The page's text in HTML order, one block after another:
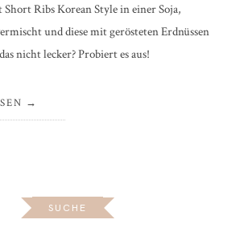
Ribs Korean Style in einer Soja,
und diese mit gerösteten Erdnüssen
nicht lecker? Probiert es aus!
SUCHE